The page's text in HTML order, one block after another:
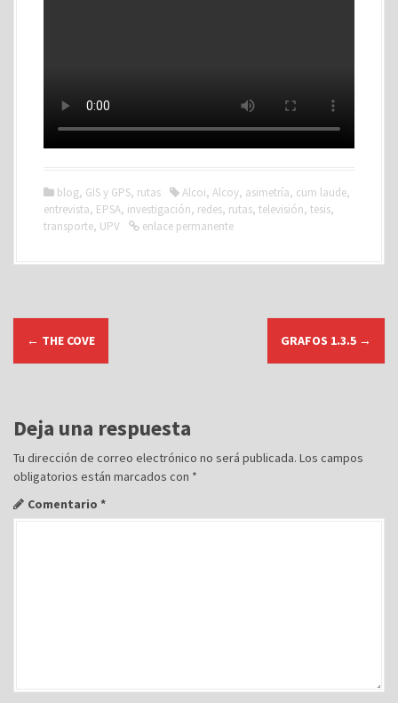
blog, GIS y GPS, rutas Alcoi, Alcoy, asimetría, cum laude,
entrevista, EPSA, investigación, redes, rutas, televisión, tesis,
transporte, UPV enlace permanente
g
a
c
i
ó
← THE COVE GRAFOS 1.3.5 →
Deja una respuesta
Tu dirección de correo electrónico no será publicada. Los campos
obligatorios están marcados con *
Comentario *